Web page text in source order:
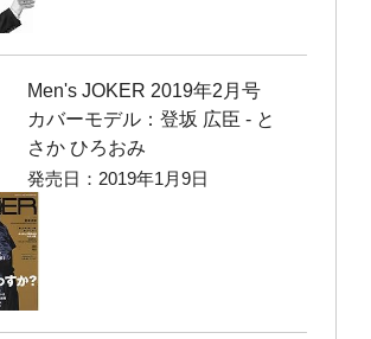
Men's JOKER 2019年2月号
カバーモデル：登坂 広臣 ‐ と
さか ひろおみ
発売日：2019年1月9日